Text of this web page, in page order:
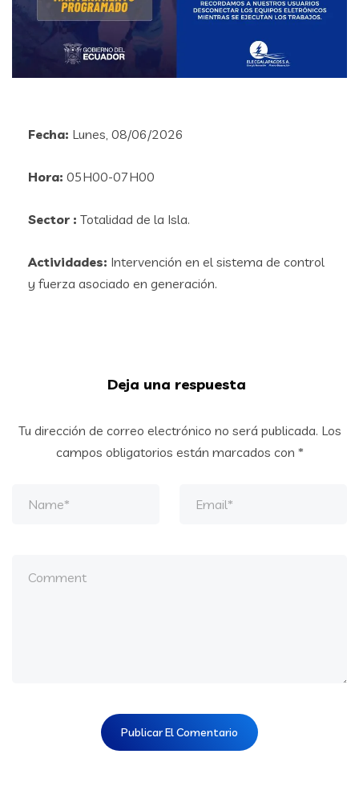
Fecha: Lunes, 08/06/2026
Hora: 05H00-07H00
Sector : Totalidad de la Isla.
Actividades: Intervención en el sistema de control
y fuerza asociado en generación.
Deja una respuesta
Tu dirección de correo electrónico no será publicada. Los
campos obligatorios están marcados con *